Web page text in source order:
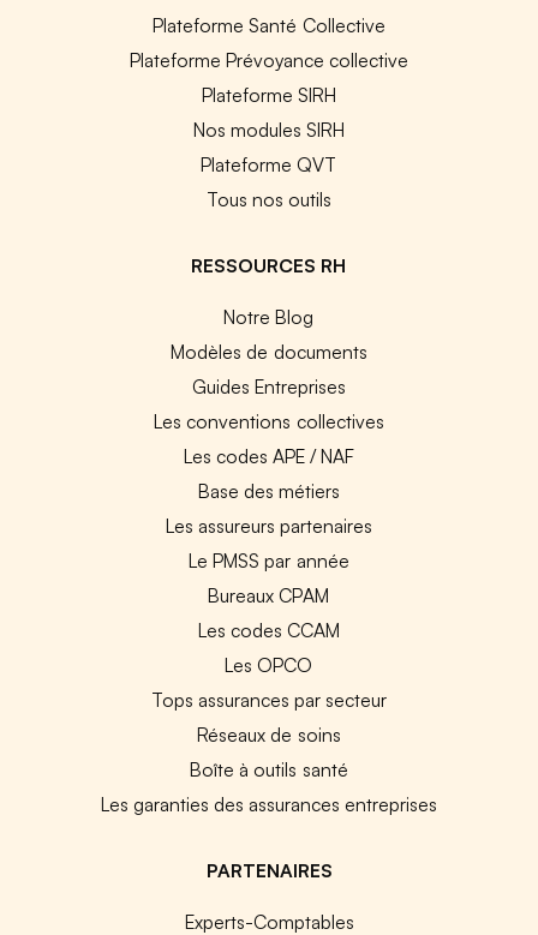
Plateforme Santé Collective
Plateforme Prévoyance collective
Plateforme SIRH
Nos modules SIRH
Plateforme QVT
Tous nos outils
RESSOURCES RH
Notre Blog
Modèles de documents
Guides Entreprises
Les conventions collectives
Les codes APE / NAF
Base des métiers
Les assureurs partenaires
Le PMSS par année
Bureaux CPAM
Les codes CCAM
Les OPCO
Tops assurances par secteur
Réseaux de soins
Boîte à outils santé
Les garanties des assurances entreprises
PARTENAIRES
Experts-Comptables